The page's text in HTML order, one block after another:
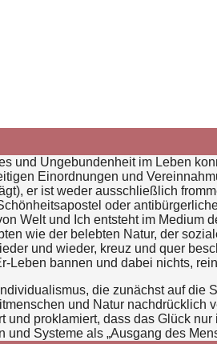
und Ungebundenheit im Leben
Einordnungen und
er ist weder ausschließlich
oder
Welt und Ich entsteht im
wie der belebten Natur, der
und wieder, kreuz und quer
Leben bannen und dabei nichts,
die zunächst auf die
und Natur nachdrücklich
und proklamiert, dass das Glück
und Systeme als „Ausgang des